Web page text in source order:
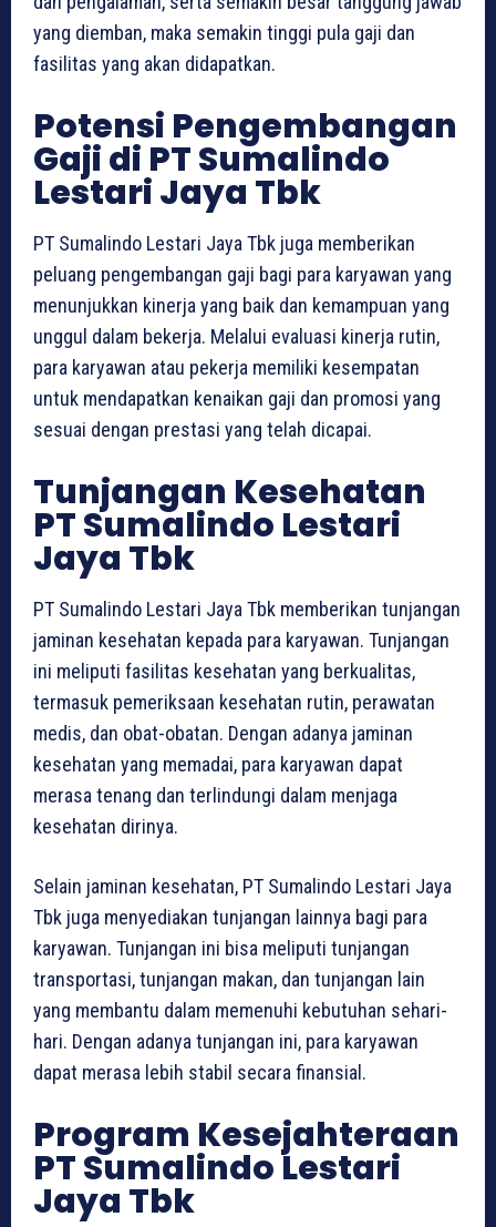
yang diemban, maka semakin tinggi pula gaji dan
fasilitas yang akan didapatkan.
Potensi Pengembangan
Gaji di PT Sumalindo
Lestari Jaya Tbk
PT Sumalindo Lestari Jaya Tbk juga memberikan
peluang pengembangan gaji bagi para karyawan yang
menunjukkan kinerja yang baik dan kemampuan yang
unggul dalam bekerja. Melalui evaluasi kinerja rutin,
para karyawan atau pekerja memiliki kesempatan
untuk mendapatkan kenaikan gaji dan promosi yang
sesuai dengan prestasi yang telah dicapai.
Tunjangan Kesehatan
PT Sumalindo Lestari
Jaya Tbk
PT Sumalindo Lestari Jaya Tbk memberikan tunjangan
jaminan kesehatan kepada para karyawan. Tunjangan
ini meliputi fasilitas kesehatan yang berkualitas,
termasuk pemeriksaan kesehatan rutin, perawatan
medis, dan obat-obatan. Dengan adanya jaminan
kesehatan yang memadai, para karyawan dapat
merasa tenang dan terlindungi dalam menjaga
kesehatan dirinya.
Selain jaminan kesehatan, PT Sumalindo Lestari Jaya
Tbk juga menyediakan tunjangan lainnya bagi para
karyawan. Tunjangan ini bisa meliputi tunjangan
transportasi, tunjangan makan, dan tunjangan lain
yang membantu dalam memenuhi kebutuhan sehari-
hari. Dengan adanya tunjangan ini, para karyawan
dapat merasa lebih stabil secara finansial.
Program Kesejahteraan
PT Sumalindo Lestari
Jaya Tbk